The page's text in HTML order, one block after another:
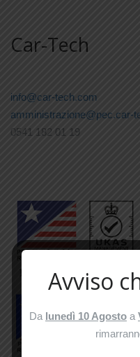
Car-Tech
info@car-tech.com
amministrazione@pec.car-
0541 182 01 19
Avviso
Da lunedì 10 Agosto a